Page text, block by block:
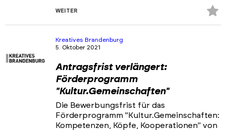
WEITER
Kreatives Brandenburg
5. Oktober 2021
Antragsfrist verlängert:
Förderprogramm
"Kultur.Gemeinschaften"
Die Bewerbungsfrist für das
Förderprogramm "Kultur.Gemeinschaften:
Kompetenzen, Köpfe, Kooperationen" von